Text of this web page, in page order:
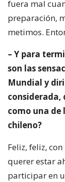
fuera mal
preparación,
metimos.
– Y para
son las
Mundial y
considerada,
como una de
chileno?
Feliz, feliz,
querer estar
participar en